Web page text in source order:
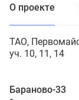
О проекте
ТАО
уч. 10, 11, 14
Бараново-33